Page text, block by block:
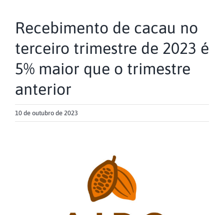
Recebimento de cacau no
terceiro trimestre de 2023 é
5% maior que o trimestre
anterior
10 de outubro de 2023